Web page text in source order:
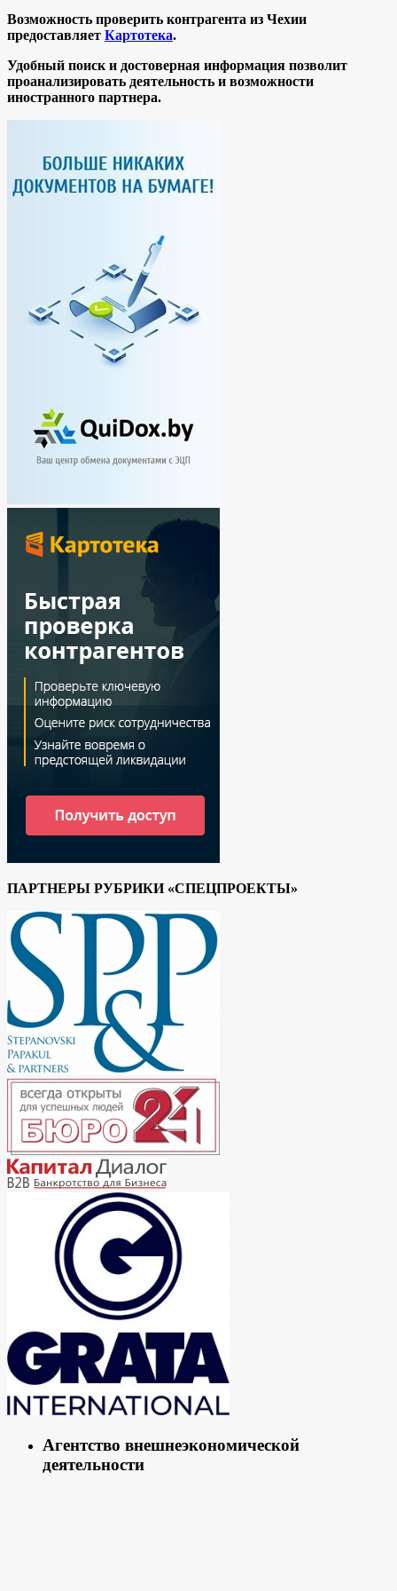
Возможность проверить контрагента из Чехии
предоставляет Картотека.
Удобный поиск и достоверная информация позволит
проанализировать деятельность и возможности
иностранного партнера.
ПАРТНЕРЫ РУБРИКИ «СПЕЦПРОЕКТЫ»
Агентство внешнеэкономической
деятельности